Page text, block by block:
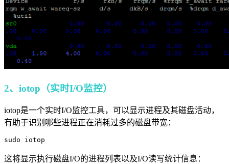
2、iotop（实时I/O监控）
iotop是一个实时I/O监控工具，可以显示进程及其磁盘活动，
有助于识别哪些进程正在消耗过多的磁盘带宽：
这将显示执行磁盘I/O的进程列表以及I/O读写统计信息：